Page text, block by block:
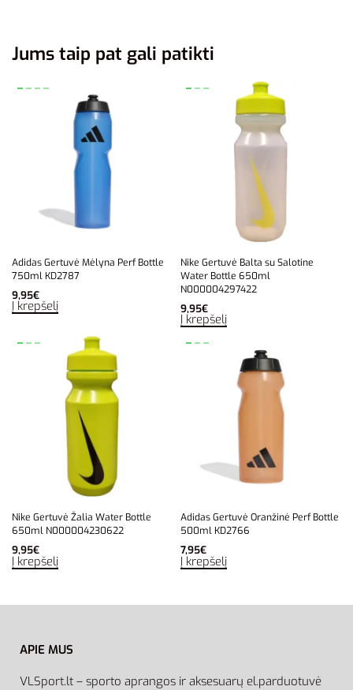
Jums taip pat gali patikti
Adidas Gertuvė Mėlyna Perf Bottle
750ml KD2787
9,95€
Į krepšelį
Nike Gertuvė Balta su Salotine
Water Bottle 650ml
N000004297422
9,95€
Į krepšelį
Nike Gertuvė Žalia Water Bottle
650ml N000004230622
9,95€
Į krepšelį
Adidas Gertuvė Oranžinė Perf Bottle
500ml KD2766
7,95€
Į krepšelį
APIE MUS
VLSport.lt – sporto aprangos ir aksesuarų el.parduotuvė